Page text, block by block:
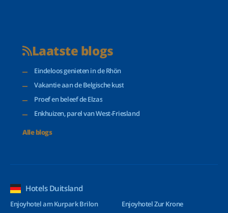
Laatste blogs
Eindeloos genieten in de Rhön
Vakantie aan de Belgische kust
Proef en beleef de Elzas
Enkhuizen, parel van West-Friesland
Alle blogs
Hotels Duitsland
Enjoyhotel am Kurpark Brilon
Enjoyhotel Zur Krone